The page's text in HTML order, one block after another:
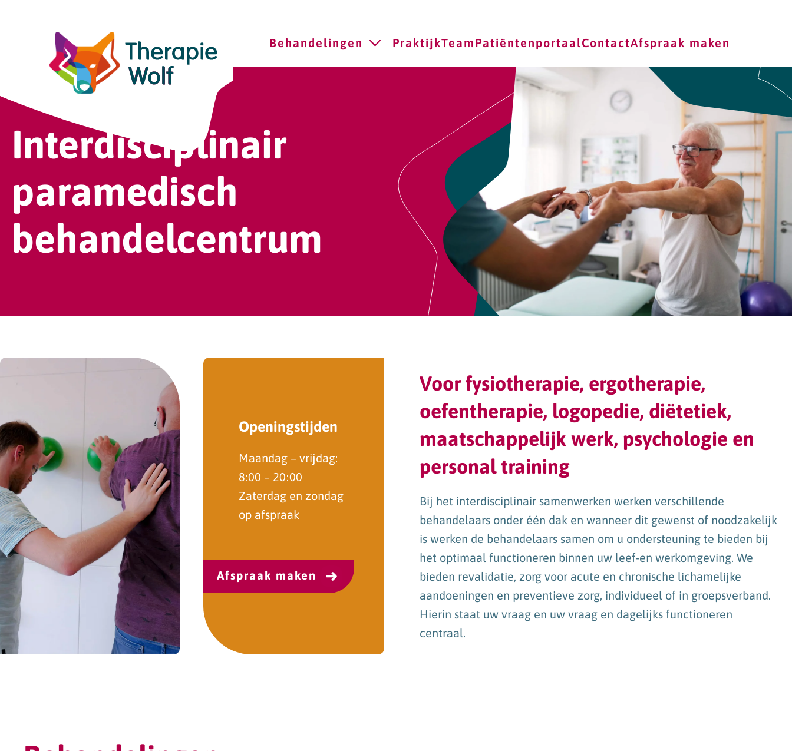
Behandelingen PraktijkTeamPatiëntenportaalContactAfspraak maken
Interdisciplinair
paramedisch
behandelcentrum
Openingstijden
Maandag – vrijdag:
8:00 – 20:00
Zaterdag en zondag
op afspraak
Afspraak maken
Voor fysiotherapie, ergotherapie,
oefentherapie, logopedie, diëtetiek,
maatschappelijk werk, psychologie en
personal training
Bij het interdisciplinair samenwerken werken verschillende
behandelaars onder één dak en wanneer dit gewenst of noodzakelijk
is werken de behandelaars samen om u ondersteuning te bieden bij
het optimaal functioneren binnen uw leef-en werkomgeving. We
bieden revalidatie, zorg voor acute en chronische lichamelijke
aandoeningen en preventieve zorg, individueel of in groepsverband.
Hierin staat uw vraag en uw vraag en dagelijks functioneren
centraal.